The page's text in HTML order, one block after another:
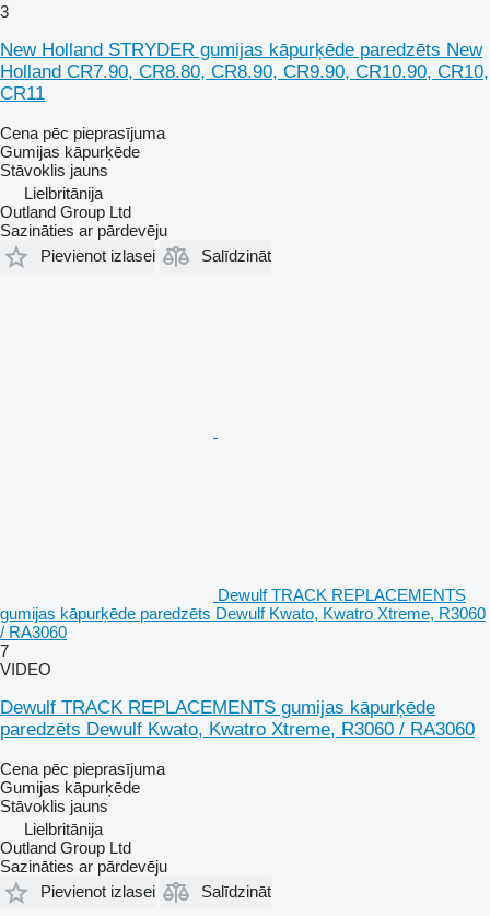
3
New Holland STRYDER gumijas kāpurķēde paredzēts New
Holland CR7.90, CR8.80, CR8.90, CR9.90, CR10.90, CR10,
CR11
Cena pēc pieprasījuma
Gumijas kāpurķēde
Stāvoklis jauns
Lielbritānija
Outland Group Ltd
Sazināties ar pārdevēju
Pievienot izlasei
Salīdzināt
Dewulf TRACK REPLACEMENTS
gumijas kāpurķēde paredzēts Dewulf Kwato, Kwatro Xtreme, R3060
/ RA3060
7
VIDEO
Dewulf TRACK REPLACEMENTS gumijas kāpurķēde
paredzēts Dewulf Kwato, Kwatro Xtreme, R3060 / RA3060
Cena pēc pieprasījuma
Gumijas kāpurķēde
Stāvoklis jauns
Lielbritānija
Outland Group Ltd
Sazināties ar pārdevēju
Pievienot izlasei
Salīdzināt